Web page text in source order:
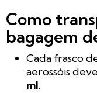
Como
bagagem
Cada frasco
aerossóis
ml.